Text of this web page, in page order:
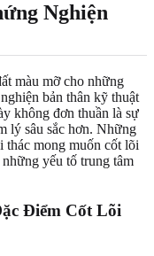
Nghiện
màu mỡ cho những
bản thân kỹ thuật
không đơn thuần là sự
lý sâu sắc hơn. Những
thác mong muốn cốt lõi
yếu tố trung tâm
Điểm Cốt Lõi